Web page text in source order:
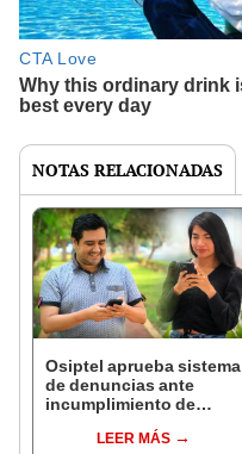
NOTAS RELACIONADAS
Osiptel aprueba sistema
de denuncias ante
incumplimiento de
LEER MÁS